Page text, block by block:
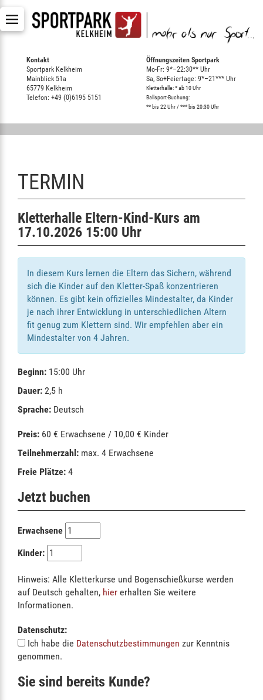
Kontakt
Sportpark Kelkheim
Mainblick 51a
65779 Kelkheim
Telefon: +49 (0)6195 5151
Öffnungszeiten Sportpark
Mo-Fr: 9*–22:30** Uhr
Sa, So+Feiertage: 9*–21*** Uhr
Kletterhalle: * ab 10 Uhr
Ballsport-Buchung:
** bis 22 Uhr / *** bis 20:30 Uhr
TERMIN
Kletterhalle Eltern-Kind-Kurs am
17.10.2026 15:00 Uhr
In diesem Kurs lernen die Eltern das Sichern, während
sich die Kinder auf den Kletter-Spaß konzentrieren
können. Es gibt kein offizielles Mindestalter, da Kinder
je nach ihrer Entwicklung in unterschiedlichen Altern
fit genug zum Klettern sind. Wir empfehlen aber ein
Mindestalter von 4 Jahren.
Beginn: 15:00 Uhr
Dauer: 2,5 h
Sprache: Deutsch
Preis: 60 € Erwachsene / 10,00 € Kinder
Teilnehmerzahl: max. 4 Erwachsene
Freie Plätze: 4
Jetzt buchen
Erwachsene
Kinder:
Hinweis: Alle Kletterkurse und Bogenschießkurse werden
auf Deutsch gehalten, hier erhalten Sie weitere
Informationen.
Datenschutz:
Ich habe die Datenschutzbestimmungen zur Kenntnis
genommen.
Sie sind bereits Kunde?